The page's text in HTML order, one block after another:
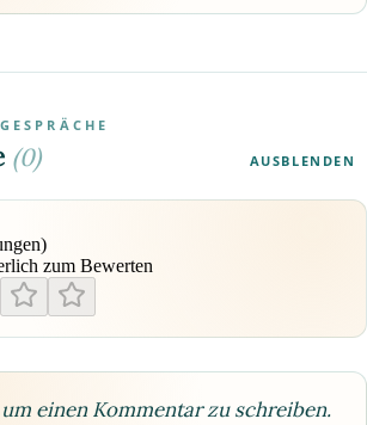
(0) AUSBLENDEN
zum Bewerten
einen Kommentar zu schreiben.